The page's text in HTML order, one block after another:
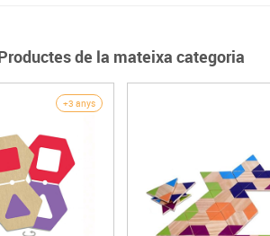
de la mateixa categoria
+3 anys